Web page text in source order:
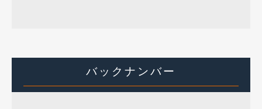
バックナンバー